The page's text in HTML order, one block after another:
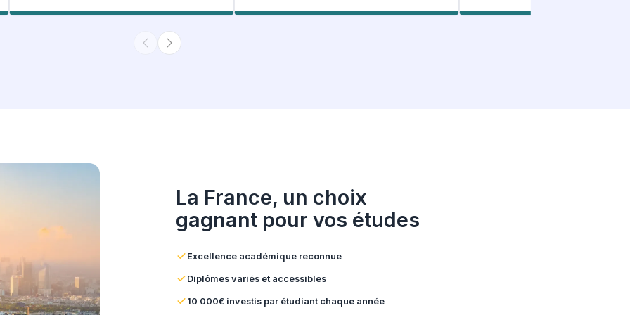
Un suivi sur mesure : Nos étudiants
témoignent
343 Avis Google 5.0Note générale